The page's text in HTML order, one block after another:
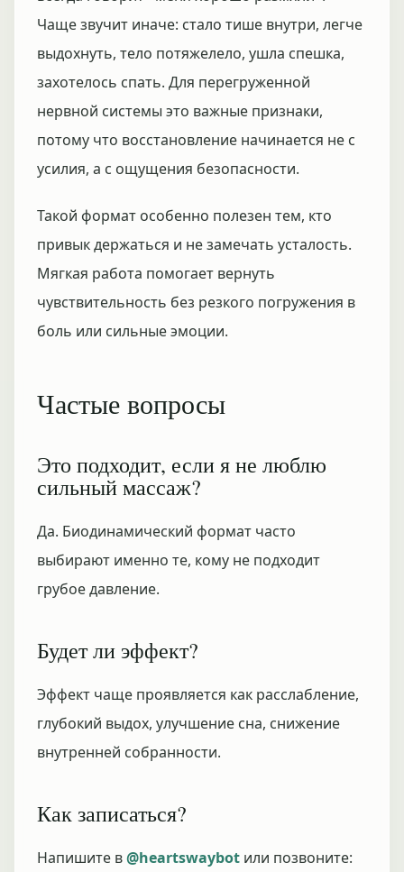
Чаще звучит иначе: стало тише внутри, легче
выдохнуть, тело потяжелело, ушла спешка,
захотелось спать. Для перегруженной
нервной системы это важные признаки,
потому что восстановление начинается не с
усилия, а с ощущения безопасности.
Такой формат особенно полезен тем, кто
привык держаться и не замечать усталость.
Мягкая работа помогает вернуть
чувствительность без резкого погружения в
боль или сильные эмоции.
Частые вопросы
Это подходит, если я не люблю
сильный массаж?
Да. Биодинамический формат часто
выбирают именно те, кому не подходит
грубое давление.
Будет ли эффект?
Эффект чаще проявляется как расслабление,
глубокий выдох, улучшение сна, снижение
внутренней собранности.
Как записаться?
Напишите в@heartswaybot или позвоните: